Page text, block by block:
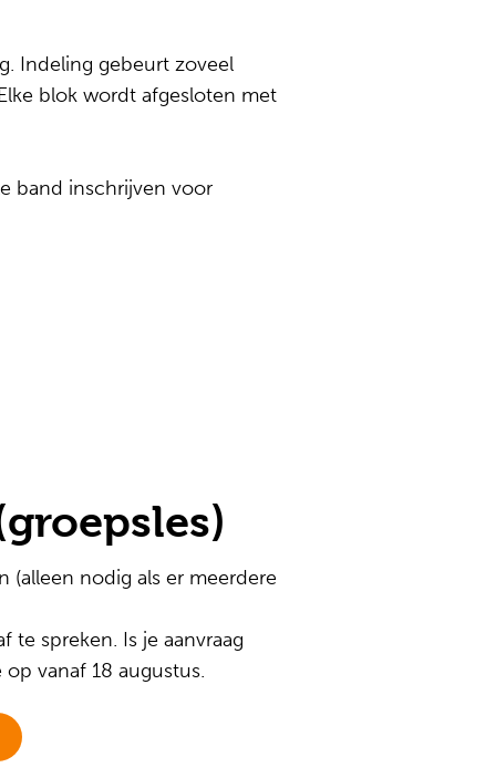
Indeling gebeurt zoveel
blok wordt afgesloten met
band inschrijven voor
(alleen nodig als er meerdere
spreken. Is je aanvraag
vanaf 18 augustus.